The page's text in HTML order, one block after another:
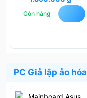
Còn hàng
PC Giả lập ảo hóa